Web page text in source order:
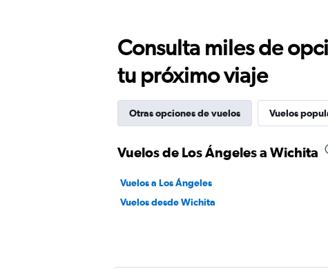
Consulta miles de
tu próximo viaje
Otras opciones de vuelos Vuelos
Vuelos de Los Ángeles a Wichita
Vuelos a Los Ángeles
Vuelos desde Wichita